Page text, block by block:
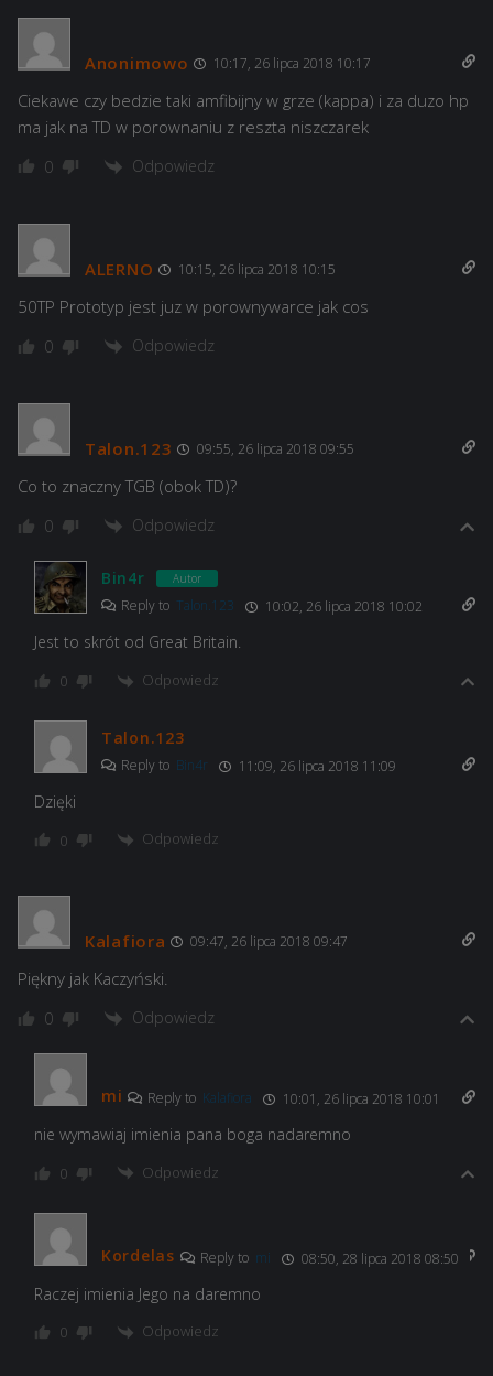
Anonimowo 10:17, 26 lipca 2018 10:17
Ciekawe czy bedzie taki amfibijny w grze (kappa) i za duzo hp
ma jak na TD w porownaniu z reszta niszczarek
0 Odpowiedz
ALERNO 10:15, 26 lipca 2018 10:15
50TP Prototyp jest juz w porownywarce jak cos
0 Odpowiedz
Talon.123 09:55, 26 lipca 2018 09:55
Co to znaczny TGB (obok TD)?
0 Odpowiedz
Bin4r Autor
Reply to Talon.123 10:02, 26 lipca 2018 10:02
Jest to skrót od Great Britain.
0 Odpowiedz
Talon.123
Reply to Bin4r 11:09, 26 lipca 2018 11:09
Dzięki
0 Odpowiedz
Kalafiora 09:47, 26 lipca 2018 09:47
Piękny jak Kaczyński.
0 Odpowiedz
mi Reply to Kalafiora 10:01, 26 lipca 2018 10:01
nie wymawiaj imienia pana boga nadaremno
0 Odpowiedz
Kordelas Reply to mi 08:50, 28 lipca 2018 08:50
Raczej imienia Jego na daremno
0 Odpowiedz